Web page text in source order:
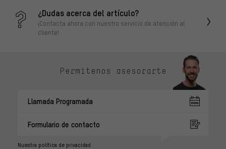
¿Dudas acerca del artículo?
¡Contacta ahora con nuestro servicio de atención al
cliente!
Permítenos asesorarte
Llamada Programada
Formulario de contacto
Nuestra política de privacidad